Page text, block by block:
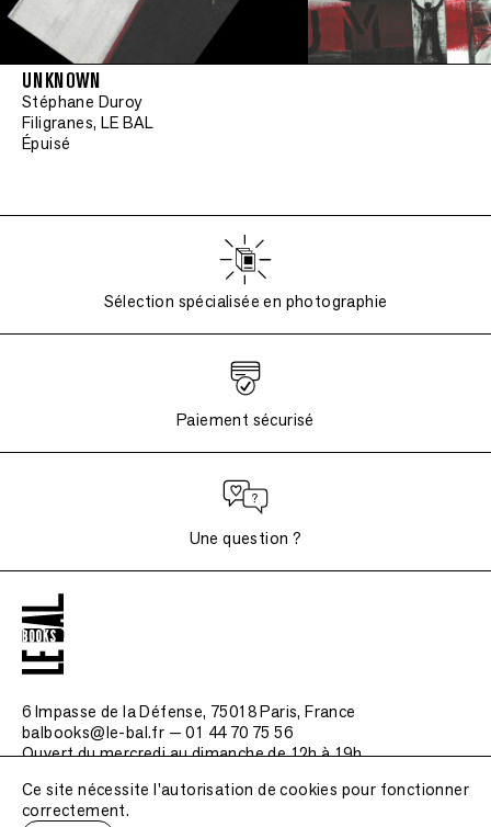
UNKNOWN
Stéphane Duroy
Filigranes, LE BAL
Épuisé
Sélection spécialisée en photographie
Paiement sécurisé
Une question ?
6 Impasse de la Défense, 75018 Paris, France
balbooks@le-bal.fr — 01 44 70 75 56
Ouvert du mercredi au dimanche de 12h à 19h
Questions fréquemment posées
Mentions légales / Crédits
Ce site nécessite l'autorisation de cookies pour fonctionner
correctement.